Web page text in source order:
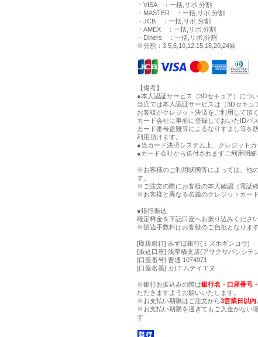
・VISA ：一括,リボ,分割
・MASTER ：一括,リボ,分割
・JCB ：一括,リボ,分割
・AMEX ：一括,リボ,分割
・Diners ：一括,リボ,分割
※分割：3,5,6,10,12,15,18,20,24回
【備考】
●本人認証サービス（3Dセキュア）につ
当店では本人認証サービスは（3Dセキュ
お客様がクレジット決済をご利用して頂
カード会社に事前に登録しておいたIDパ
カード番号盗難等によるなりすまし等を
利用頂けます。
●当カード決済システム上、クレジット
●カード会社から送付されますご利用明細
※お客様のご利用状態等によっては、他
す。
※ご注文の際にお客様の本人確認（電話
※お客様と異なる名義のクレジットカー
●銀行振込
確定料金を下記口座へお振り込みください
※振込手数料はお客様のご負担となります
[取扱銀行] みずほ銀行(ミズホギンコウ)
[振込口座] 浅草橋支店(アサクサバシシ
[口座番号] 普通 1074971
[口座名義] カ)エムテイエヌ
※銀行お振込みの際は銀行名・口座番号
ただきますようお願いいたします。
※お支払い期限はご注文から3営業日以内
※お支払い期限を過ぎてもご入金がない
す